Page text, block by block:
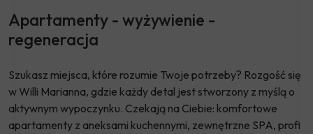
Apartamenty - wyżywienie -
regeneracja
Szukasz miejsca, które rozumie Twoje potrzeby? Rozgość się
w Willi Marianna, gdzie każdy detal jest stworzony z myślą o
aktywnym wypoczynku. Czekają na Ciebie: komfortowe
apartamenty z aneksami kuchennymi, zewnętrzne SPA, profi